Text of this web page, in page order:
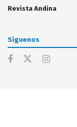
Revista Andina
Síguenos